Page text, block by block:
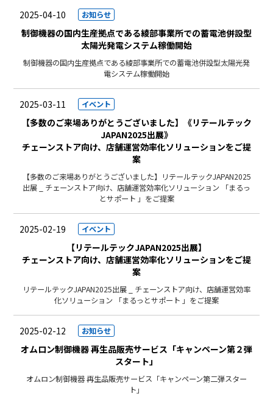
2025-04-10 お知らせ
制御機器の国内生産拠点である綾部事業所での蓄電池併設型
太陽光発電システム稼働開始
制御機器の国内生産拠点である綾部事業所での蓄電池併設型太陽光発
電システム稼働開始
2025-03-11 イベント
【多数のご来場ありがとうございました】《リテールテック
JAPAN2025出展》
チェーンストア向け、店舗運営効率化ソリューションをご提
案
【多数のご来場ありがとうございました】リテールテックJAPAN2025
出展 _ チェーンストア向け、店舗運営効率化ソリューション 「まるっ
とサポート 」をご提案
2025-02-19 イベント
【リテールテックJAPAN2025出展】
チェーンストア向け、店舗運営効率化ソリューションをご提
案
リテールテックJAPAN2025出展 _ チェーンストア向け、店舗運営効率
化ソリューション 「まるっとサポート 」をご提案
2025-02-12 お知らせ
オムロン制御機器 再生品販売サービス「キャンペーン第２弾
スタート」
オムロン制御機器 再生品販売サービス「キャンペーン第二弾スター
ト」